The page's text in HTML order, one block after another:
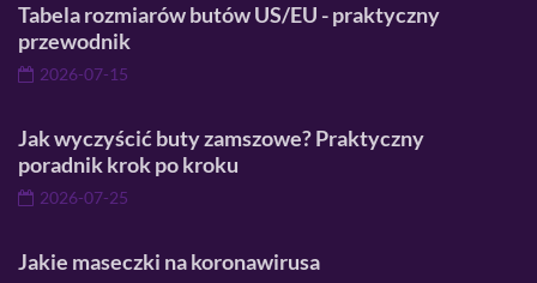
Tabela rozmiarów butów US/EU - praktyczny
przewodnik
2026-07-15
Jak wyczyścić buty zamszowe? Praktyczny
poradnik krok po kroku
2026-07-25
Jakie maseczki na koronawirusa